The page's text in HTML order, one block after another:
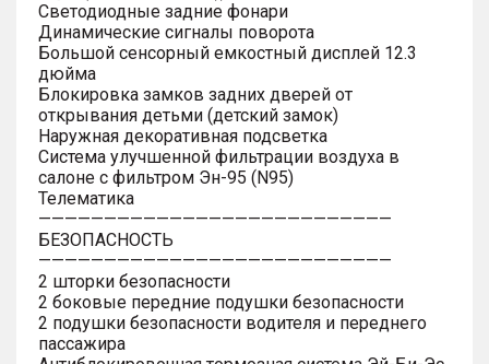
Светодиодные задние фонари
Динамические сигналы поворота
Большой сенсорный емкостный дисплей 12.3
дюйма
Блокировка замков задних дверей от
открывания детьми (детский замок)
Наружная декоративная подсветка
Система улучшенной фильтрации воздуха в
салоне с фильтром Эн-95 (N95)
Телематика
———————————————————————————
БЕЗОПАСНОСТЬ
———————————————————————————
2 шторки безопасности
2 боковые передние подушки безопасности
2 подушки безопасности водителя и переднего
пассажира